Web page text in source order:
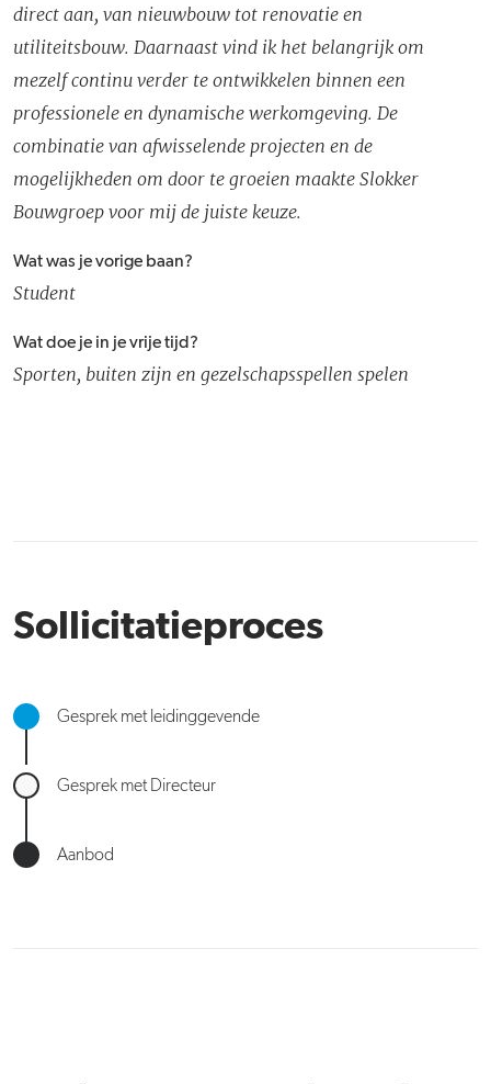
direct aan, van nieuwbouw tot renovatie en
utiliteitsbouw. Daarnaast vind ik het belangrijk om
mezelf continu verder te ontwikkelen binnen een
professionele en dynamische werkomgeving. De
combinatie van afwisselende projecten en de
mogelijkheden om door te groeien maakte Slokker
Bouwgroep voor mij de juiste keuze.
Wat was je vorige baan?
Student
Wat doe je in je vrije tijd?
Sporten, buiten zijn en gezelschapsspellen spelen
Sollicitatieproces
Gesprek met leidinggevende
Gesprek met Directeur
Aanbod